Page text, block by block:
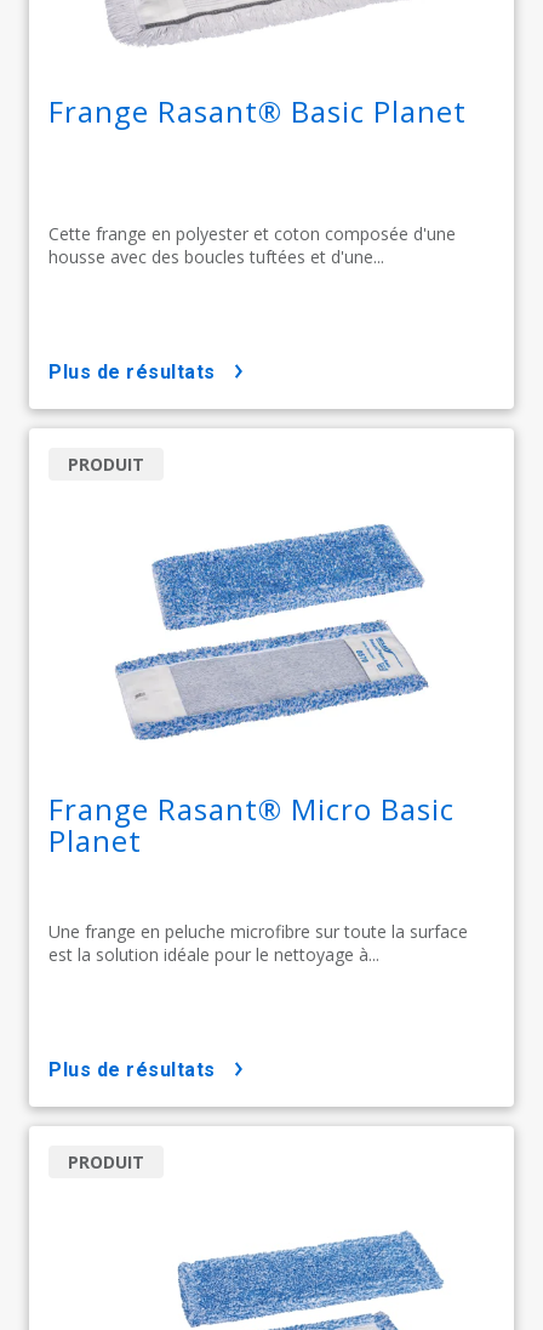
Frange Rasant® Basic Planet
Cette frange en polyester et coton composée d'une
housse avec des boucles tuftées et d'une...
plus de résultats
Frange Rasant® Micro Basic
Planet
Une frange en peluche microfibre sur toute la surface
est la solution idéale pour le nettoyage à...
PRODUIT
plus de résultats
PRODUIT